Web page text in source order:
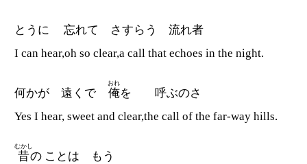
とうに 忘れて さすらう 流れ者
I can hear,oh so clear,a call that echoes in the night.
何かが 遠くで 俺
おれ
を 呼ぶのさ
Yes I hear, sweet and clear,the call of the far-way hills.
昔
むかし
の ことは もう